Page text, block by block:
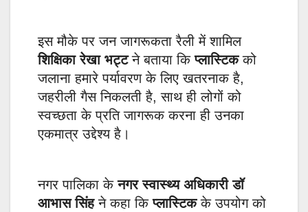
इस मौके पर जन जागरूकता रैली में शामिल
शिक्षिका रेखा भट्टने बताया किप्लास्टिकको
जलाना हमारे पर्यावरण के लिए खतरनाक है,
जहरीली गैस निकलती है, साथ ही लोगों को
स्वच्छता के प्रति जागरूक करना ही उनका
एकमात्र उद्देश्य है।
नगर पालिका केनगर स्वास्थ्य अधिकारी डॉ
आभास सिंहने कहा किप्लास्टिकके उपयोग को